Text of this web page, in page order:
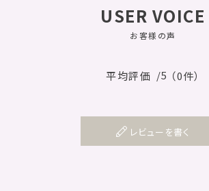
USER VOICE
お客様の声
平均評価 /5 （0件）
レビューを書く